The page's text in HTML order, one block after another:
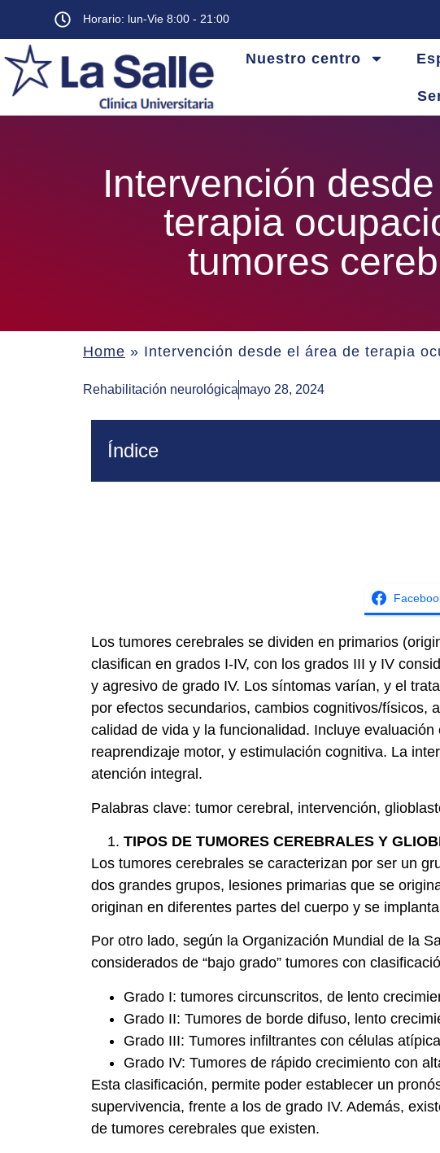
Horario: lun-Vie 8:00 - 21:00
Nuestro centro
Intervención
terapia
tumores
Home » Intervención desde el área de terapia
Rehabilitación neurológicamayo 28, 2024
Índice
Los tumores cerebrales se dividen en primarios
clasifican en grados I-IV, con los grados III y IV
y agresivo de grado IV. Los síntomas varían, y el
por efectos secundarios, cambios cognitivos/físicos,
calidad de vida y la funcionalidad. Incluye
reaprendizaje motor, y estimulación cognitiva. La
atención integral.
Palabras clave: tumor cerebral, intervención,
TIPOS DE TUMORES CEREBRALES Y
Los tumores cerebrales se caracterizan por ser un
dos grandes grupos, lesiones primarias que se
originan en diferentes partes del cuerpo y se
Por otro lado, según la Organización Mundial de la
considerados de “bajo grado” tumores con
Grado I: tumores circunscritos, de lento
Grado II: Tumores de borde difuso, lento
Grado III: Tumores infiltrantes con células
Grado IV: Tumores de rápido crecimiento con
Esta clasificación, permite poder establecer un
supervivencia, frente a los de grado IV. Además,
de tumores cerebrales que existen.